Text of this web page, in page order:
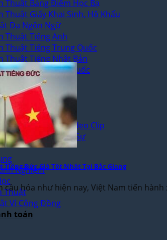
Thuật Bảng Điểm Học Bạ
Thuật Giấy Khai Sinh, Hộ Khẩu
Đa Ngôn Ngữ
Thuật Tiếng Anh
Thuật Tiếng Trung Quốc
Thuật Tiếng Nhật Bản
Thuật Tiếng Hàn Quốc
Thuật Tiếng Pháp
Thuật Tiếng Đức
Thuật Tiếng Nga
Phim – Phụ Đề Video Clip
Pháp Hóa Lãnh Sự
Nghiệm
Thuật
Vì Cộng Đồng
toán
Tiếng Đức Giá Tốt Nhất Tại Bắc Giang
cầu hóa như hiện nay, Việt Nam tiến hành